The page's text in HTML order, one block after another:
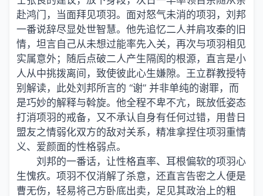
赴鸿门，当面拜见项羽。面对怒气未消的项羽，刘邦
一番说辞尽显处世智慧。他先追忆二人并肩攻秦的旧
情，坦言自己从未想过能率先入关，再次与项羽相见
实属意外；随后点破二人产生隔阂的根源，直言是小
人从中挑拨离间，致使彼此心生嫌隙。王立群教授特
别解读，此处刘邦所言的 “谢” 并非单纯的谢罪，而
是巧妙的解释与斡旋。他全程不卑不亢，既放低姿态
打消项羽的戒备，又不承认自身有任何过错，用昔日
盟友之情弱化双方的敌对关系，精准拿捏住项羽重情
义、爱颜面的性格弱点。
刘邦的一番话，让性格直率、耳根偏软的项羽心
生愧疚。项羽不仅消解了杀意，还直言告密之人便是
曹无伤，轻易将己方卧底出卖，足见其政治上的粗